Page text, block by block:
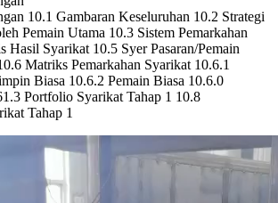
10.1 Gambaran Keseluruhan 10.2 Strategi
Pemain Utama 10.3 Sistem Pemarkahan
Hasil Syarikat 10.5 Syer Pasaran/Pemain
Matriks Pemarkahan Syarikat 10.6.1
Biasa 10.6.2 Pemain Biasa 10.6.0
Portfolio Syarikat Tahap 1 10.8
Tahap 1